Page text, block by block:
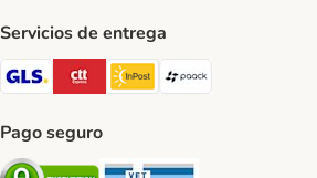
Servicios de entrega
GLS Shipping Method
CTTExpress Shipping Method
InPost Shipping Method
Pago seguro
Security